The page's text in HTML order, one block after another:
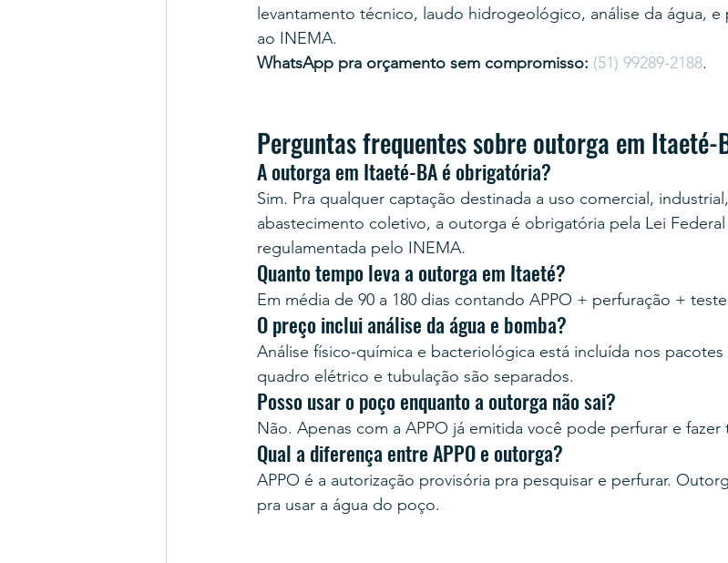
levantamento técnico, laudo hidrogeológico, análise da água,
ao INEMA.
WhatsApp pra orçamento sem compromisso: (51) 99289-2188.
Perguntas frequentes sobre outorga em Itaeté-
A outorga em Itaeté-BA é obrigatória?
Sim. Pra qualquer captação destinada a uso comercial,
abastecimento coletivo, a outorga é obrigatória pela Lei Federal
regulamentada pelo INEMA.
Quanto tempo leva a outorga em Itaeté?
Em média de 90 a 180 dias contando APPO + perfuração +
O preço inclui análise da água e bomba?
Análise físico-química e bacteriológica está incluída nos pacotes
quadro elétrico e tubulação são separados.
Posso usar o poço enquanto a outorga não sai?
Não. Apenas com a APPO já emitida você pode perfurar e
Qual a diferença entre APPO e outorga?
APPO é a autorização provisória pra pesquisar e perfurar.
pra usar a água do poço.